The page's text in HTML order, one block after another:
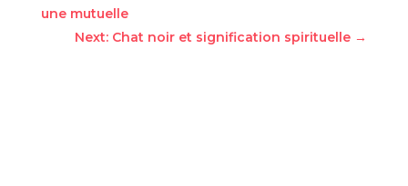
une mutuelle
Next: Chat noir et signification spirituelle →